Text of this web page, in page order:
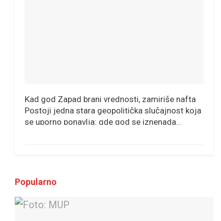
Kad god Zapad brani vrednosti, zamiriše nafta
Postoji jedna stara geopolitička slučajnost koja
se uporno ponavlja: gde god se iznenada...
Popularno